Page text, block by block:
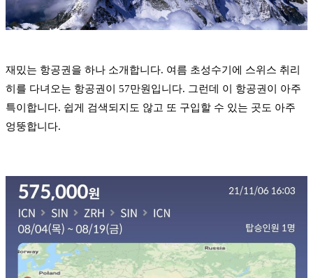
재밌는 항공권을 하나 소개합니다. 여름 초성수기에 스위스 취리
히를 다녀오는 항공권이 57만원입니다. 그런데 이 항공권이 아주
특이합니다. 쉽게 검색되지도 않고 또 구입할 수 있는 곳도 아주
엉뚱합니다.